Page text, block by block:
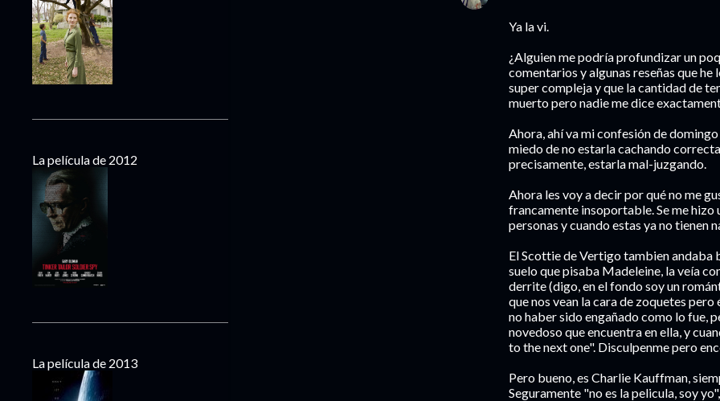
Ya la vi.
¿Alguien me podría profundizar un
comentarios y algunas reseñas que
super compleja y que la cantidad de
muerto pero nadie me dice
Ahora, ahí va mi confesión de
miedo de no estarla cachando
precisamente, estarla mal-juzgando.
Ahora les voy a decir por qué no me
francamente insoportable. Se me hizo
personas y cuando estas ya no tienen
El Scottie de Vertigo tambien andaba
suelo que pisaba Madeleine, la veía
derrite (digo, en el fondo soy un
que nos vean la cara de zoquetes
no haber sido engañado como lo fue,
novedoso que encuentra en ella, y
to the next one". Disculpenme pero
Pero bueno, es Charlie Kauffman,
Seguramente "no es la pelicula, soy
La película de 2012
La película de 2013